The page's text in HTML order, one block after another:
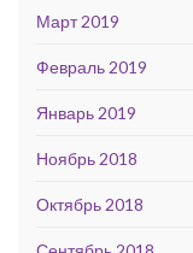
Март 2019
Февраль 2019
Январь 2019
Ноябрь 2018
Октябрь 2018